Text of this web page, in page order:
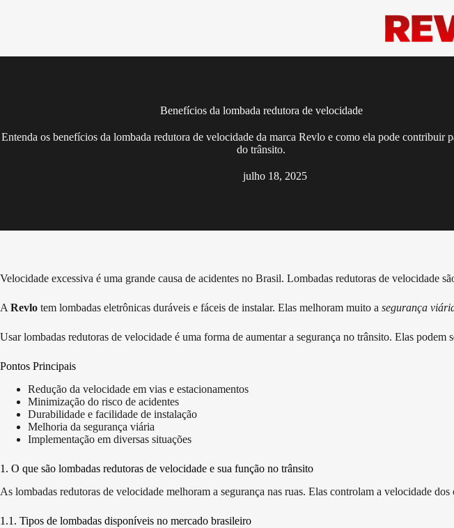
Benefícios da lombada redutora de velocidade
Entenda os benefícios da lombada redutora de velocidade da marca Revlo e como ela pode contribuir
do trânsito.
julho 18, 2025
Velocidade excessiva é uma grande causa de acidentes no Brasil. Lombadas redutoras de velocidade
A Revlo tem lombadas eletrônicas duráveis e fáceis de instalar. Elas melhoram muito a segurança
Usar lombadas redutoras de velocidade é uma forma de aumentar a segurança no trânsito. Elas podem
Pontos Principais
Redução da velocidade em vias e estacionamentos
Minimização do risco de acidentes
Durabilidade e facilidade de instalação
Melhoria da segurança viária
Implementação em diversas situações
1. O que são lombadas redutoras de velocidade e sua função no trânsito
As lombadas redutoras de velocidade melhoram a segurança nas ruas. Elas controlam a velocidade
1.1. Tipos de lombadas disponíveis no mercado brasileiro